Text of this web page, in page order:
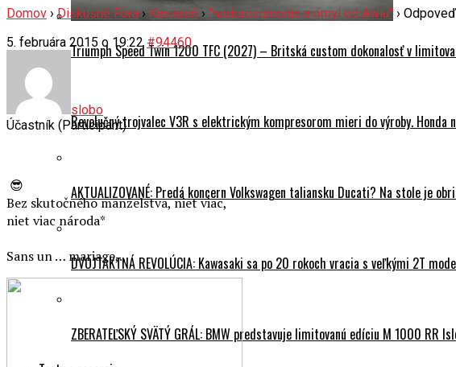
Triumph Speed Twin 1200 TFC (2027) – Britská custom dokonalosť v
Revolučný trojvalec V3R s elektrickým kompresorom mieri do výroby. Honda
AKTUALIZOVANÉ: Predá koncern Volkswagen taliansku Ducati? Na stole je
DVOJTAKTNÁ REVOLÚCIA: Kawasaki sa po 20 rokoch vracia s veľkými 2T
ZBERATEĽSKÝ SVÄTÝ GRÁL: BMW predstavuje limitovanú edíciu M 1000 RR
Domov › Diskusné Fóra › Kaviareň › "nedorozumenie a omyl od Awiu" ›
5. februára 2015 o 19:22 #94460
slobo
Účastník (Participant)
😎
Bez skutočného manželstva, niet viac,
niet viac národa*
Sans un … mariage,..